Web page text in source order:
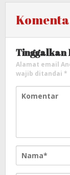
Tinggalkan
Alamat email
wajib ditandai *